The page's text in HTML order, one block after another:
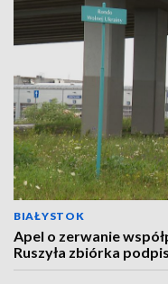
BIAŁYSTOK
Apel o zerwanie
Ruszyła zbiórka